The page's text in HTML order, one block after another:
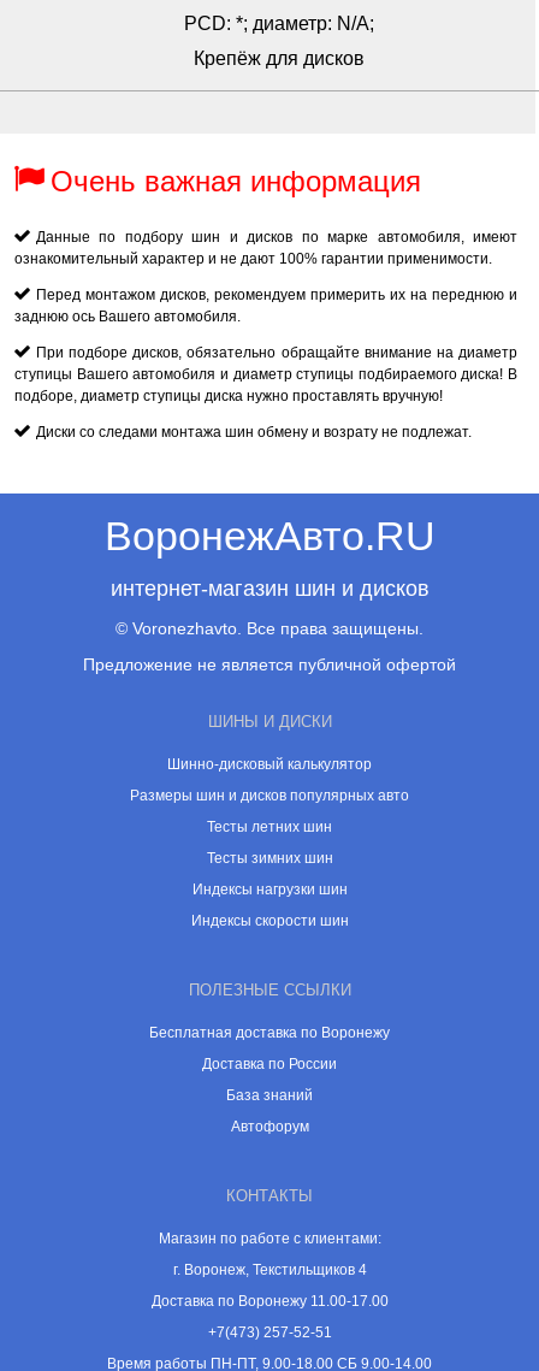
PCD: *; диаметр: N/A;
Крепёж для дисков
Очень важная информация
Данные по подбору шин и дисков по марке автомобиля, имеют
ознакомительный характер и не дают 100% гарантии применимости.
Перед монтажом дисков, рекомендуем примерить их на переднюю и
заднюю ось Вашего автомобиля.
При подборе дисков, обязательно обращайте внимание на диаметр
ступицы Вашего автомобиля и диаметр ступицы подбираемого диска! В
подборе, диаметр ступицы диска нужно проставлять вручную!
Диски со следами монтажа шин обмену и возрату не подлежат.
ВоронежАвто.RU
интернет-магазин шин и дисков
© Voronezhavto. Все права защищены.
Предложение не является публичной офертой
ШИНЫ И ДИСКИ
Шинно-дисковый калькулятор
Размеры шин и дисков популярных авто
Тесты летних шин
Тесты зимних шин
Индексы нагрузки шин
Индексы скорости шин
ПОЛЕЗНЫЕ ССЫЛКИ
Бесплатная доставка по Воронежу
Доставка по России
База знаний
Автофорум
КОНТАКТЫ
Магазин по работе с клиентами:
г. Воронеж, Текстильщиков 4
Доставка по Воронежу 11.00-17.00
+7(473) 257-52-51
Время работы ПН-ПТ, 9.00-18.00 СБ 9.00-14.00